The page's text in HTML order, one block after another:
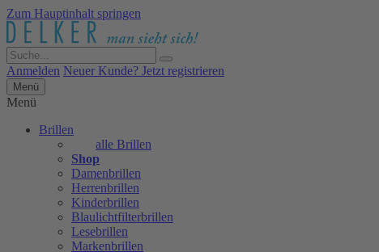
Zum Hauptinhalt springen
Anmelden Neuer Kunde? Jetzt registrieren
Menü
Menü
Brillen
alle Brillen
Shop
Damenbrillen
Herrenbrillen
Kinderbrillen
Blaulichtfilterbrillen
Lesebrillen
Markenbrillen